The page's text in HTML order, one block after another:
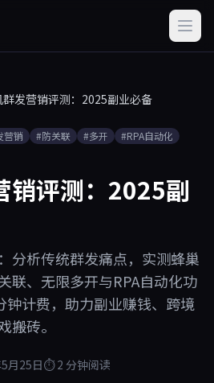
群发营销评测：2025副业必备
营销 #防关联 #多开
#RPA自动化
销评测：2025副
分析传统群发痛点，实测蜂巢
联、无限多开与RPA自动化功
计费，助力副业赚钱、跨境
搬砖。
月25日⏱ 2 分钟阅读